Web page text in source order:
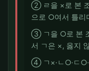
② ㄹ을 ×로 본
으로 ○여서 틀리
③ ㄱ을 ○로 본
서 ㄱ은 ×, 옳지
④ ㄱ×·ㄴ○·ㄷ○·